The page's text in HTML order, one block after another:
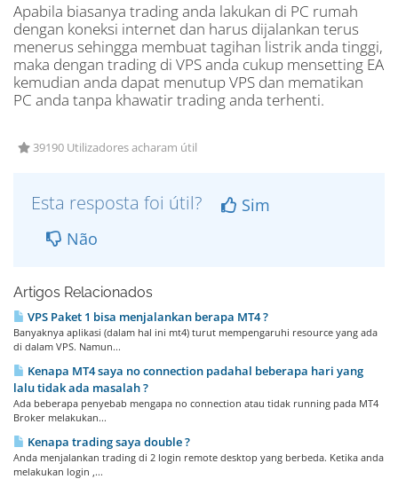
Apabila biasanya trading anda lakukan di PC rumah
dengan koneksi internet dan harus dijalankan terus
menerus sehingga membuat tagihan listrik anda tinggi,
maka dengan trading di VPS anda cukup mensetting EA
kemudian anda dapat menutup VPS dan mematikan
PC anda tanpa khawatir trading anda terhenti.
39190 Utilizadores acharam útil
Esta resposta foi útil?
Sim
Não
Artigos Relacionados
VPS Paket 1 bisa menjalankan berapa MT4 ?
Banyaknya aplikasi (dalam hal ini mt4) turut mempengaruhi resource yang ada
di dalam VPS. Namun...
Kenapa MT4 saya no connection padahal beberapa hari yang
lalu tidak ada masalah ?
Ada beberapa penyebab mengapa no connection atau tidak running pada MT4
Broker melakukan...
Kenapa trading saya double ?
Anda menjalankan trading di 2 login remote desktop yang berbeda. Ketika anda
melakukan login ,...